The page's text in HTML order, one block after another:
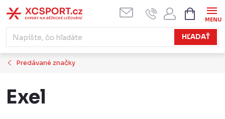
na
obsah
HĽADAŤ
KOŠÍK
Predávané značky
Exel